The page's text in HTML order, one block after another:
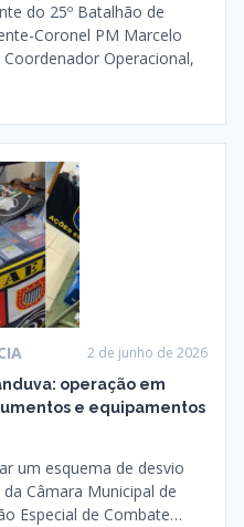
do 25º Batalhão de
Coronel PM Marcelo
Operacional,
2 de junho de 2026
operação em
e equipamentos
um esquema de desvio
Câmara Municipal de
Especial de Combate…